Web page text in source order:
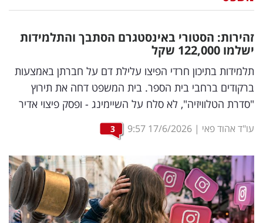
דיגיטל
וטק
שיווק
ופרסום
מדדים
ומחקרים
דעות
זהירות: הסטורי באינסטגרם הסתבך והתלמידות
ישלמו 122,000 שקל
תלמידות בתיכון חרדי הפיצו עלילת דם על חברתן באמצעות
ברקודים ברחבי בית הספר. בית המשפט דחה את תירוץ
"סדרת הטלוויזיה", לא סלח על השיימינג - ופסק פיצוי אדיר
עו"ד אהוד פאי |
17/6/2026
9:57
3